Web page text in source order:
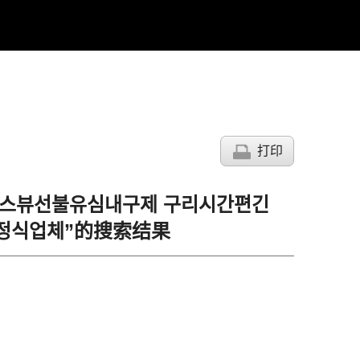
打印
뷰선불유심내구제 구리시간편긴
식업체”的搜索结果